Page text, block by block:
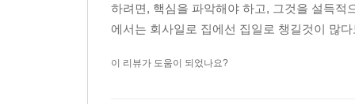
하려면, 핵심을 파악해야 하고, 그것을 설득
에서는 회사일로 집에선 집일로 챙길것이 많
이 리뷰가 도움이 되었나요?